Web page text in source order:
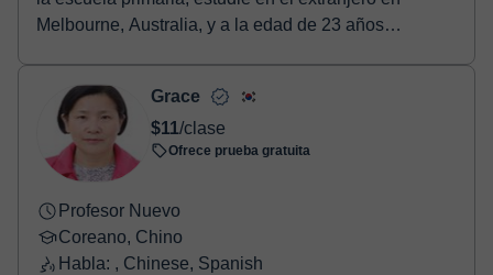
Melbourne, Australia, y a la edad de 23 años
Grace
$11/clase
Ofrece prueba gratuita
Profesor Nuevo
Coreano, Chino
Habla: , Chinese, Spanish